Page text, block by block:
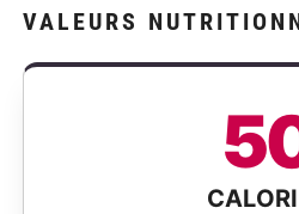
VALEURS